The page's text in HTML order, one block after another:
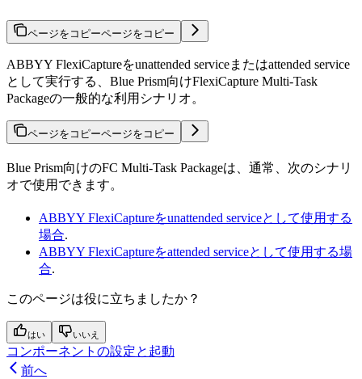
ページをコピーページをコピー
ABBYY FlexiCaptureをunattended serviceまたはattended service
として実行する、Blue Prism向けFlexiCapture Multi-Task
Packageの一般的な利用シナリオ。
ページをコピーページをコピー
Blue Prism向けのFC Multi-Task Packageは、通常、次のシナリ
オで使用できます。
ABBYY FlexiCaptureをunattended serviceとして使用する
場合.
ABBYY FlexiCaptureをattended serviceとして使用する場
合.
このページは役に立ちましたか？
はい いいえ
コンポーネントの設定と起動
前へ